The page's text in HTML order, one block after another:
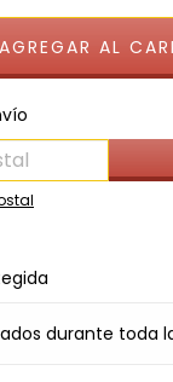
durante toda